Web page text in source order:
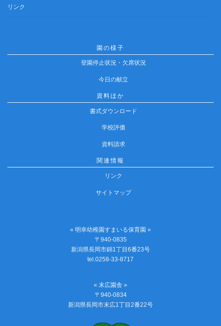
リンク
園の様子
登園停止状況・欠席状況
今日の献立
資料ほか
書式ダウンロード
学校評価
資料請求
関連情報
リンク
サイトマップ
« 明幸幼稚園すまいる保育園 »
〒940-0835
新潟県長岡市錦1丁目6番23号
tel.0258-33-8717
« 末広園舎 »
〒940-0834
新潟県長岡市末広1丁目2番22号